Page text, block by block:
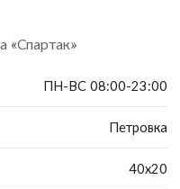
«Спартак»
ПН-ВС 08:00-23:00
Петровка
40х20